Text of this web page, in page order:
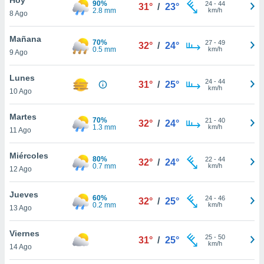
y
en
más
de
8 Ago
90%
2.8 mm
31° / 23° 24- 44
km/h
Mañana
9 Ago
70%
0.5 mm
32° / 24° 27- 49
km/h
Lunes
10 Ago
31° / 25° 24- 44
km/h
Martes
11 Ago
70%
1.3 mm
32° / 24° 21 - 40
km/h
Miércoles
12 Ago
80%
0.7 mm
32° / 24° 22- 44
km/h
Jueves
13 Ago
60%
0.2 mm
32° / 25° 24- 46
km/h
Viernes
14 Ago
31° / 25° 25- 50
km/h